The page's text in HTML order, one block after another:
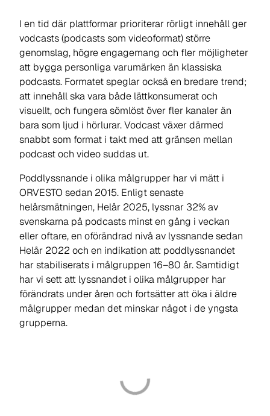
I en tid där plattformar prioriterar rörligt innehåll ger
vodcasts (podcasts som videoformat) större
genomslag, högre engagemang och fler möjligheter
att bygga personliga varumärken än klassiska
podcasts. Formatet speglar också en bredare trend;
att innehåll ska vara både lättkonsumerat och
visuellt, och fungera sömlöst över fler kanaler än
bara som ljud i hörlurar. Vodcast växer därmed
snabbt som format i takt med att gränsen mellan
podcast och video suddas ut.
Poddlyssnande i olika målgrupper har vi mätt i
ORVESTO sedan 2015. Enligt senaste
helårsmätningen, Helår 2025, lyssnar 32% av
svenskarna på podcasts minst en gång i veckan
eller oftare, en oförändrad nivå av lyssnande sedan
Helår 2022 och en indikation att poddlyssnandet
har stabiliserats i målgruppen 16–80 år. Samtidigt
har vi sett att lyssnandet i olika målgrupper har
förändrats under åren och fortsätter att öka i äldre
målgrupper medan det minskar något i de yngsta
grupperna.